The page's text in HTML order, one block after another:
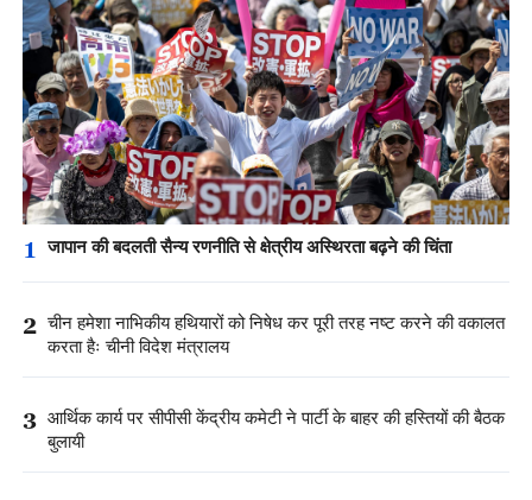
1 जापान की बदलती सैन्य रणनीति से क्षेत्रीय अस्थिरता बढ़ने की चिंता
2 चीन हमेशा नाभिकीय हथियारों को निषेध कर पूरी तरह नष्ट करने की वकालत
करता हैः चीनी विदेश मंत्रालय
3 आर्थिक कार्य पर सीपीसी केंद्रीय कमेटी ने पार्टी के बाहर की हस्तियों की बैठक
बुलायी